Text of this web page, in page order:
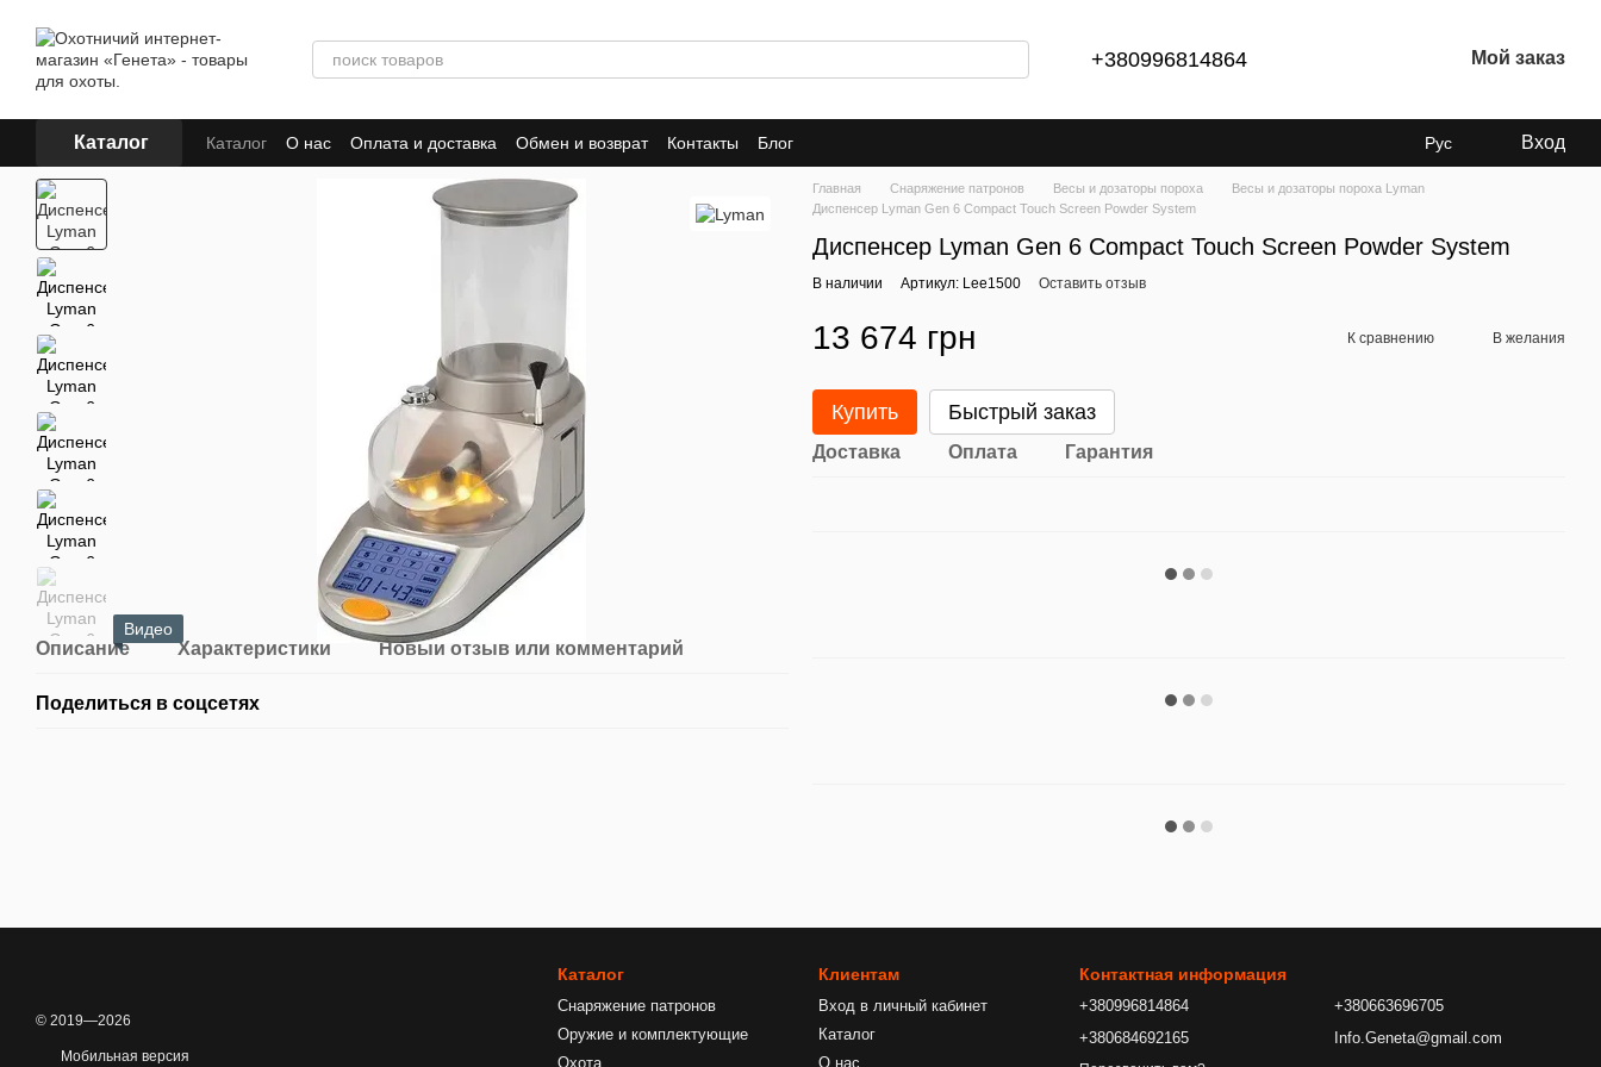
+380996814864 Мой заказ
Каталог Каталог О нас Оплата и доставка Обмен и возврат Контакты Блог Рус Вход
Видео
Описание Характеристики Новый отзыв или комментарий
Поделиться в соцсетях
Главная Снаряжение патронов Весы и дозаторы пороха
Весы и дозаторы пороха Lyman
Диспенсер Lyman Gen 6 Compact Touch Screen Powder System
Диспенсер Lyman Gen 6 Compact Touch Screen Powder System
В наличии Артикул: Lee1500 Оставить отзыв
13 674 грн К сравнению В желания
Купить Быстрый заказ
Доставка Оплата Гарантия
© 2019—2026
Мобильная версия
Каталог
Снаряжение патронов
Оружие и комплектующие
Охота
Клиентам
Вход в личный кабинет
Каталог
О нас
Контактная информация
+380996814864
+380684692165
+380663696705
Info.Geneta@gmail.com